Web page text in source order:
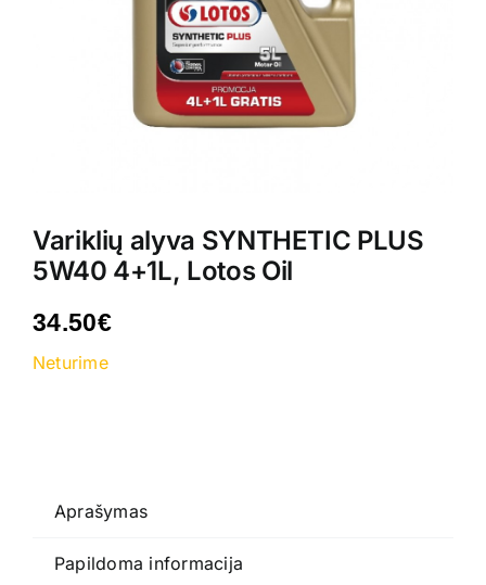
Variklių alyva SYNTHETIC PLUS
5W40 4+1L, Lotos Oil
34.50€
Neturime
Aprašymas
Papildoma informacija